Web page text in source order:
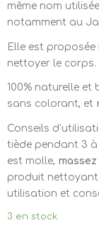
même nom
notamment au
Elle est proposée
nettoyer le corps.
100% naturelle et
sans colorant, et
Conseils
tiède pendant 3 à
est molle,
produit
utilisation et
3 en stock